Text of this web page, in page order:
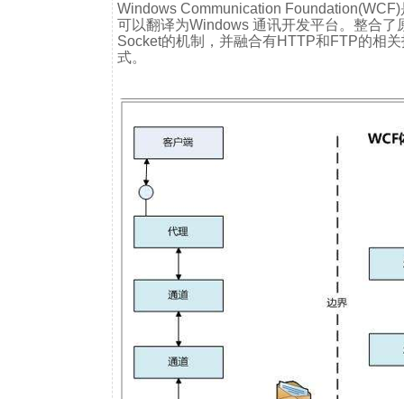
Windows Communication
可以翻译为Windows 通讯开发平台。整合
Socket的机制，并融合有HTTP和FTP的相
式。